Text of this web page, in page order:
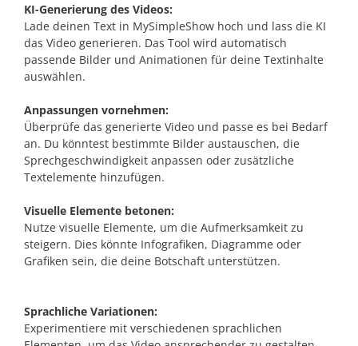
KI-Generierung des Videos:
Lade deinen Text in MySimpleShow hoch und lass die KI
das Video generieren. Das Tool wird automatisch
passende Bilder und Animationen für deine Textinhalte
auswählen.
Anpassungen vornehmen:
Überprüfe das generierte Video und passe es bei Bedarf
an. Du könntest bestimmte Bilder austauschen, die
Sprechgeschwindigkeit anpassen oder zusätzliche
Textelemente hinzufügen.
Visuelle Elemente betonen:
Nutze visuelle Elemente, um die Aufmerksamkeit zu
steigern. Dies könnte Infografiken, Diagramme oder
Grafiken sein, die deine Botschaft unterstützen.
Sprachliche Variationen:
Experimentiere mit verschiedenen sprachlichen